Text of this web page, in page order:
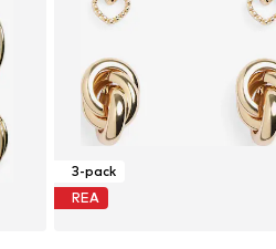
3-pack
REA